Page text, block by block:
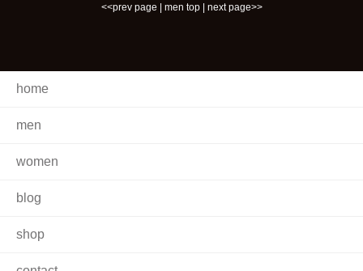
<<prev page men top| next page>>
home
men
women
blog
shop